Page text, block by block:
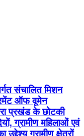
संचालित मिशन
ऑफ वूमेन
प्रखंड के छोटकी
ग्रामीण महिलाओं एवं
ग्रामीण क्षेत्रों